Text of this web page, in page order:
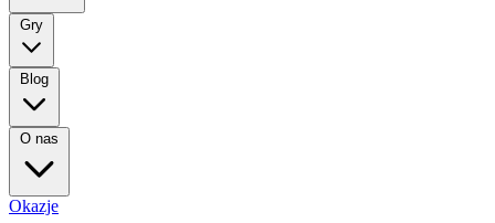
Gry
Blog
O nas
Okazje